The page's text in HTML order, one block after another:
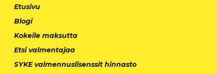
Etusivu
Blogi
Kokeile maksutta
Etsi valmentajaa
SYKE valmennuslisenssit hinnasto